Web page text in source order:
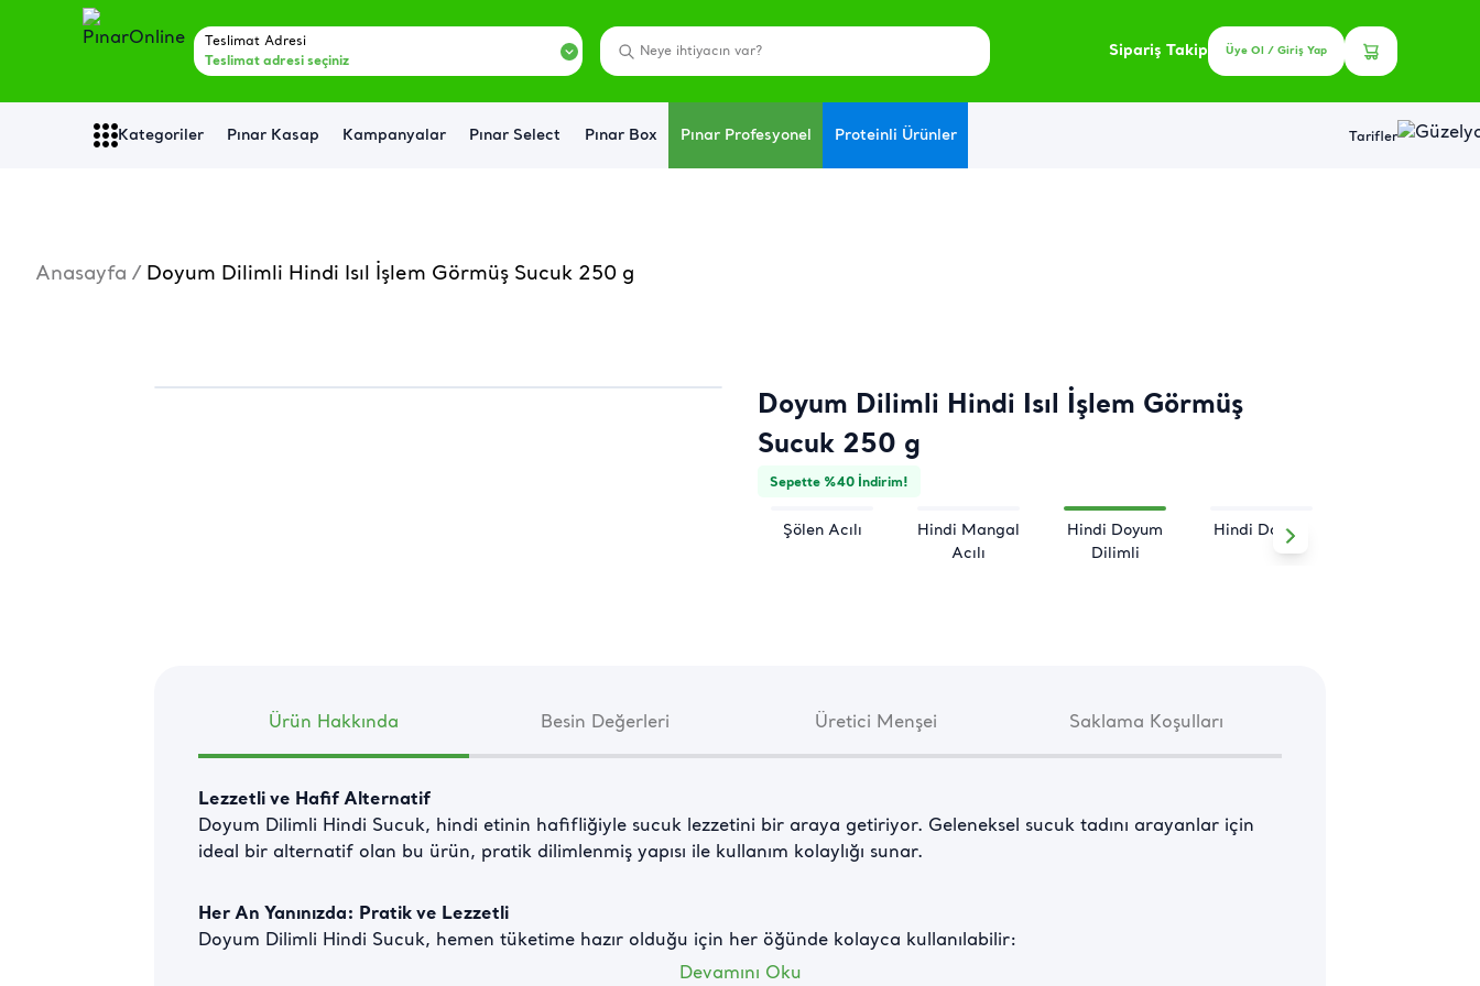
Teslimat Adresi
Teslimat adresi seçiniz
Sipariş Takip Üye Ol / Giriş Yap
Kategoriler Pınar Kasap Kampanyalar Pınar Select Pınar Box Pınar Profesyonel Proteinli Ürünler Tarifler
Anasayfa / Doyum Dilimli Hindi Isıl İşlem Görmüş Sucuk 250 g
Doyum Dilimli Hindi Isıl İşlem Görmüş
Sucuk 250 g
Sepette %40 İndirim!
Şölen Acılı
Hindi Mangal
Acılı
Hindi Doyum
Dilimli
Hindi Doyum
Ürün Hakkında Besin Değerleri Üretici Menşei Saklama Koşulları
Lezzetli ve Hafif Alternatif
Doyum Dilimli Hindi Sucuk, hindi etinin hafifliğiyle sucuk lezzetini bir araya getiriyor. Geleneksel sucuk tadını arayanlar için
ideal bir alternatif olan bu ürün, pratik dilimlenmiş yapısı ile kullanım kolaylığı sunar.
Her An Yanınızda: Pratik ve Lezzetli
Doyum Dilimli Hindi Sucuk, hemen tüketime hazır olduğu için her öğünde kolayca kullanılabilir:
Devamını Oku